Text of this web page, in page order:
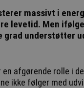
massivt i
levetid. Men
grad understøtter
afgørende rolle i
ikke følger med